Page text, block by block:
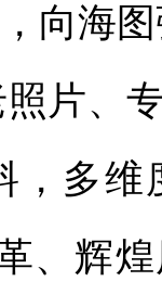
向海
片、
，多
、辉